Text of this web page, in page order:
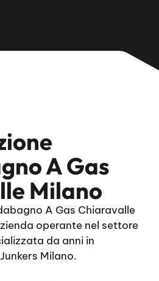
A Gas
Milano
A Gas Chiaravalle
operante nel settore
da anni in
Milano.